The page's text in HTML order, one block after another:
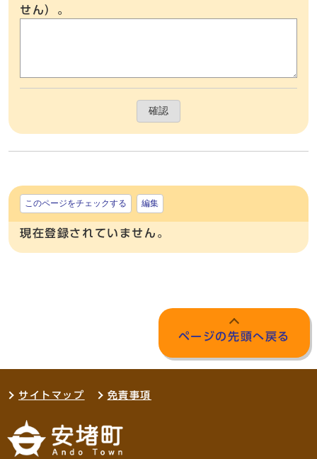
せん）。
確認
このページをチェックする 編集
現在登録されていません。
ページの先頭へ戻る
サイトマップ 免責事項